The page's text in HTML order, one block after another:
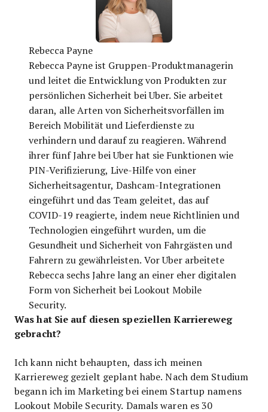
Rebecca Payne
Rebecca Payne ist Gruppen-Produktmanagerin
und leitet die Entwicklung von Produkten zur
persönlichen Sicherheit bei Uber. Sie arbeitet
daran, alle Arten von Sicherheitsvorfällen im
Bereich Mobilität und Lieferdienste zu
verhindern und darauf zu reagieren. Während
ihrer fünf Jahre bei Uber hat sie Funktionen wie
PIN-Verifizierung, Live-Hilfe von einer
Sicherheitsagentur, Dashcam-Integrationen
eingeführt und das Team geleitet, das auf
COVID-19 reagierte, indem neue Richtlinien und
Technologien eingeführt wurden, um die
Gesundheit und Sicherheit von Fahrgästen und
Fahrern zu gewährleisten. Vor Uber arbeitete
Rebecca sechs Jahre lang an einer eher digitalen
Form von Sicherheit bei Lookout Mobile
Security.
Was hat Sie auf diesen speziellen Karriereweg
gebracht?
Ich kann nicht behaupten, dass ich meinen
Karriereweg gezielt geplant habe. Nach dem Studium
begann ich im Marketing bei einem Startup namens
Lookout Mobile Security. Damals waren es 30